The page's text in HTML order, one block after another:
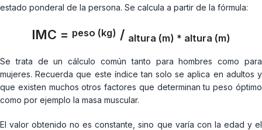
estado ponderal de la persona. Se calcula a partir de la fórmula:
IMC = peso (kg) / altura (m) * altura (m)
Se trata de un cálculo común tanto para hombres como para
mujeres. Recuerda que este índice tan solo se aplica en adultos y
que existen muchos otros factores que determinan tu peso óptimo
como por ejemplo la masa muscular.
El valor obtenido no es constante, sino que varía con la edad y el